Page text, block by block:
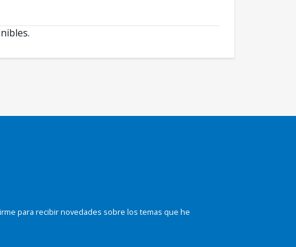
para recibir novedades sobre los temas que he